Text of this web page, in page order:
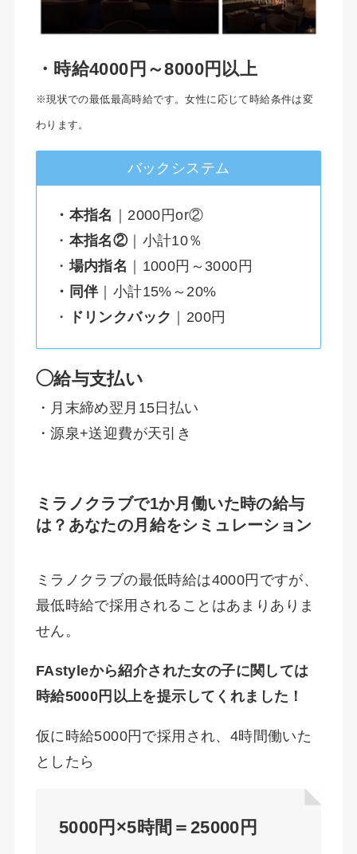
・時給4000円～8000円以上
※現状での最低最高時給です。女性に応じて時給条件は変
わります。
バックシステム
・本指名
｜2000円or②
・ 本指名②｜小計10％
・場内指名
｜1000円～3000円
・同伴｜小計15%～20%
・
ドリンクバック ｜200円
◯給与支払い
・月末締め翌月15日払い
・源泉+送迎費が天引き
ミラノクラブで1か月働いた時の給与
は？あなたの月給をシミュレーション
ミラノクラブの最低時給は4000円ですが、
最低時給で採用されることはあまりありま
せん。
FAstyleから紹介された女の子に関しては
時給5000円以上を提示してくれました！
仮に時給5000円で採用され、4時間働いた
としたら
5000円×5時間＝25000円